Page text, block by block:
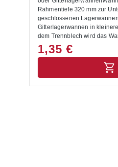
Rahmentiefe 320 mm zur
geschlossenen
Gitterlagerwannen in
dem Trennblech wird das
Bedarf in der Breite
Fachbodenregalsystem
1,35 €